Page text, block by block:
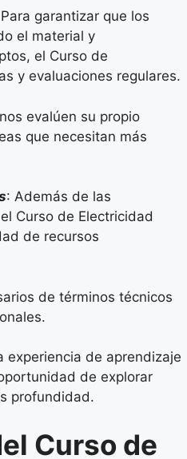
garantizar que los
el material y
el Curso de
y evaluaciones regulares.
evalúen su propio
que necesitan más
: Además de las
Curso de Electricidad
de recursos
de términos técnicos
experiencia de aprendizaje
de explorar
profundidad.
Curso de